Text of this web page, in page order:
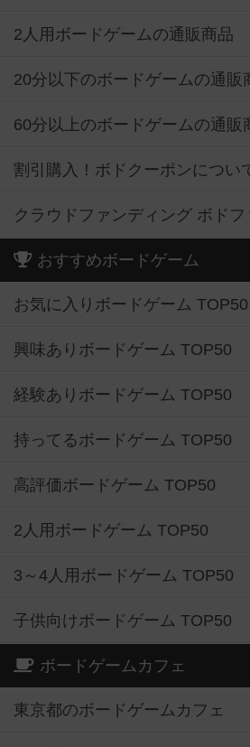
2人用ボードゲームの通販商品
20分以下のボードゲームの通販
60分以上のボードゲームの通販
割引購入！ボドクーポンについ
クラウドファンディング ボドフ
おすすめボードゲーム
お気に入りボードゲーム TOP50
興味ありボードゲーム TOP50
経験ありボードゲーム TOP50
持ってるボードゲーム TOP50
高評価ボードゲーム TOP50
2人用ボードゲーム TOP50
3～4人用ボードゲーム TOP50
子供向けボードゲーム TOP50
ボードゲームカフェ
東京都のボードゲームカフェ